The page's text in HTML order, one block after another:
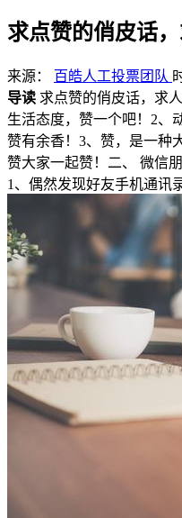
求点赞的俏皮话
来源： 百皓人工投票团队
导读 求点赞的俏皮话，求
生活态度，赞一个吧！2、
赞有余香！3、赞，是一种
赞大家一起赞！二、 微信
1、偶然发现好友手机通讯